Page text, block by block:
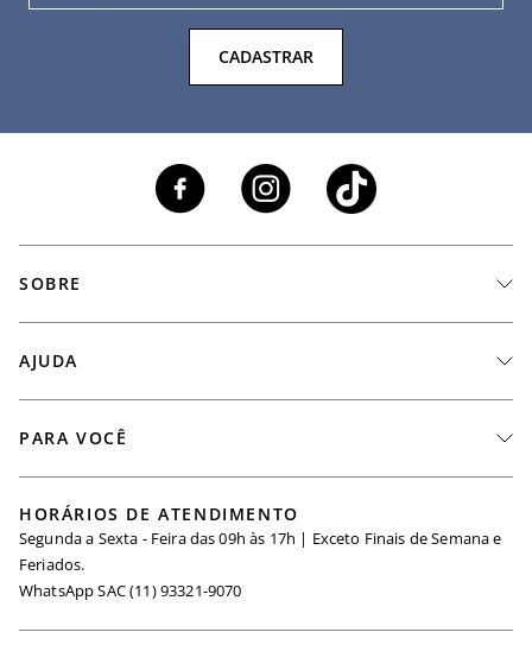
CADASTRAR
SOBRE
Seja um Revendedor
Igualdade Salarial
Requisição de Dados
AJUDA
Minha Conta
Trocas
PARA VOCÊ
Maternidade
Seja um Afiliado
HORÁRIOS DE ATENDIMENTO
Segunda a Sexta - Feira das 09h às 17h | Exceto Finais de Semana e
Feriados.
WhatsApp SAC (11) 93321-9070